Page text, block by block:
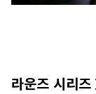
라운즈 시리즈